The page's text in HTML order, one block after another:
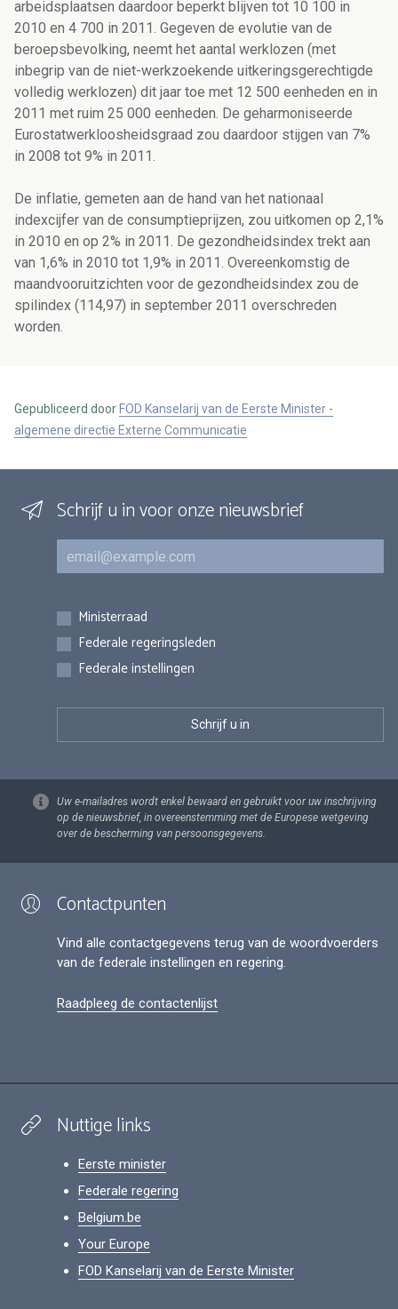
arbeidsplaatsen daardoor beperkt blijven tot 10 100 in
2010 en 4 700 in 2011. Gegeven de evolutie van de
beroepsbevolking, neemt het aantal werklozen (met
inbegrip van de niet-werkzoekende uitkeringsgerechtigde
volledig werklozen) dit jaar toe met 12 500 eenheden en in
2011 met ruim 25 000 eenheden. De geharmoniseerde
Eurostatwerkloosheidsgraad zou daardoor stijgen van 7%
in 2008 tot 9% in 2011.
De inflatie, gemeten aan de hand van het nationaal
indexcijfer van de consumptieprijzen, zou uitkomen op 2,1%
in 2010 en op 2% in 2011. De gezondheidsindex trekt aan
van 1,6% in 2010 tot 1,9% in 2011. Overeenkomstig de
maandvooruitzichten voor de gezondheidsindex zou de
spilindex (114,97) in september 2011 overschreden
worden.
Gepubliceerd door FOD Kanselarij van de Eerste Minister -
algemene directie Externe Communicatie
Schrijf u in voor onze nieuwsbrief
E-mail
Inschrijvingen
Ministerraad
Federale regeringsleden
Federale instellingen
Uw e-mailadres wordt enkel bewaard en gebruikt voor uw inschrijving
op de nieuwsbrief, in overeenstemming met de Europese wetgeving
over de bescherming van persoonsgegevens.
Contactpunten
Vind alle contactgegevens terug van de woordvoerders
van de federale instellingen en regering.
Raadpleeg de contactenlijst
Nuttige links
Eerste minister
Federale regering
Belgium.be
Your Europe
FOD Kanselarij van de Eerste Minister